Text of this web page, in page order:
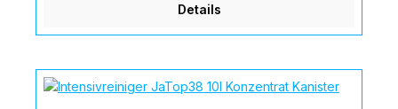
Details